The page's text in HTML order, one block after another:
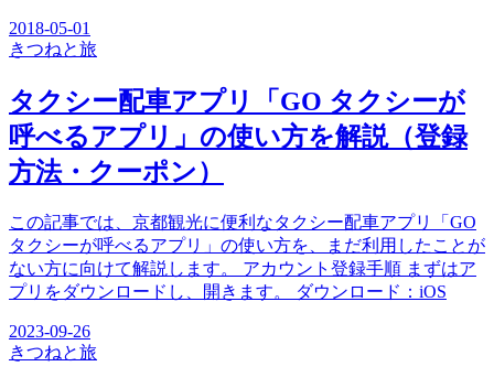
2018-05-01
きつねと旅
タクシー配車アプリ「GO タクシーが
呼べるアプリ」の使い方を解説（登録
方法・クーポン）
この記事では、京都観光に便利なタクシー配車アプリ「GO
タクシーが呼べるアプリ」の使い方を、まだ利用したことが
ない方に向けて解説します。 アカウント登録手順 まずはア
プリをダウンロードし、開きます。 ダウンロード：iOS
2023-09-26
きつねと旅